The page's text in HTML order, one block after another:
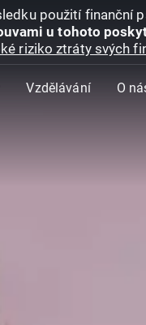
použití finanční
u tohoto
riziko ztráty svých
Vzdělávání O